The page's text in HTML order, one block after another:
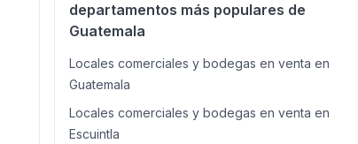
departamentos más populares de
Guatemala
Locales comerciales y bodegas en venta en
Guatemala
Locales comerciales y bodegas en venta en
Escuintla